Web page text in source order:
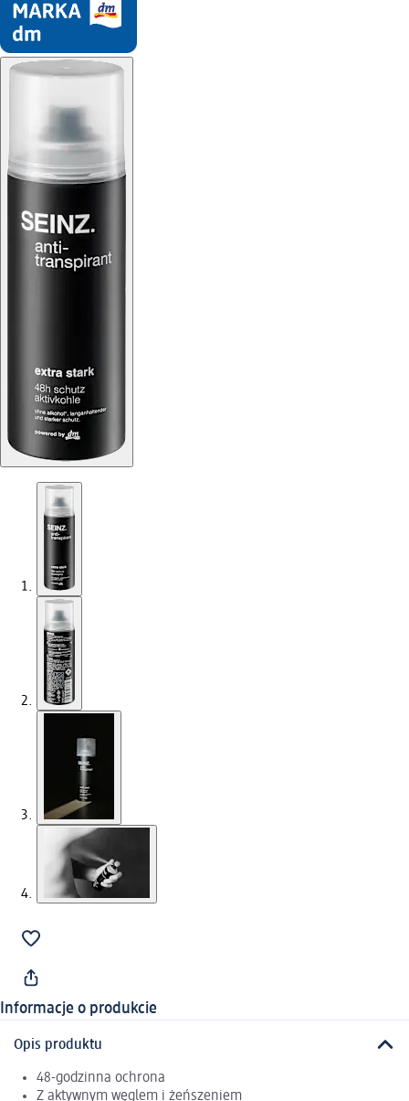
Informacje o produkcie
Opis produktu
48-godzinna ochrona
Z aktywnym węglem i żeńszeniem